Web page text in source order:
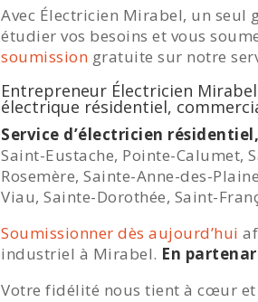
Avec Électricien Mirabel, un seul
étudier vos besoins et vous
soumission gratuite sur notre
Entrepreneur Électricien
électrique résidentiel,
Service d’électricien
Saint-Eustache, Pointe-Calumet,
Rosemère, Sainte-Anne-des-
Viau, Sainte-Dorothée, Saint-
Soumissionner dès aujourd’hui
industriel à Mirabel. En
Votre fidélité nous tient à cœur